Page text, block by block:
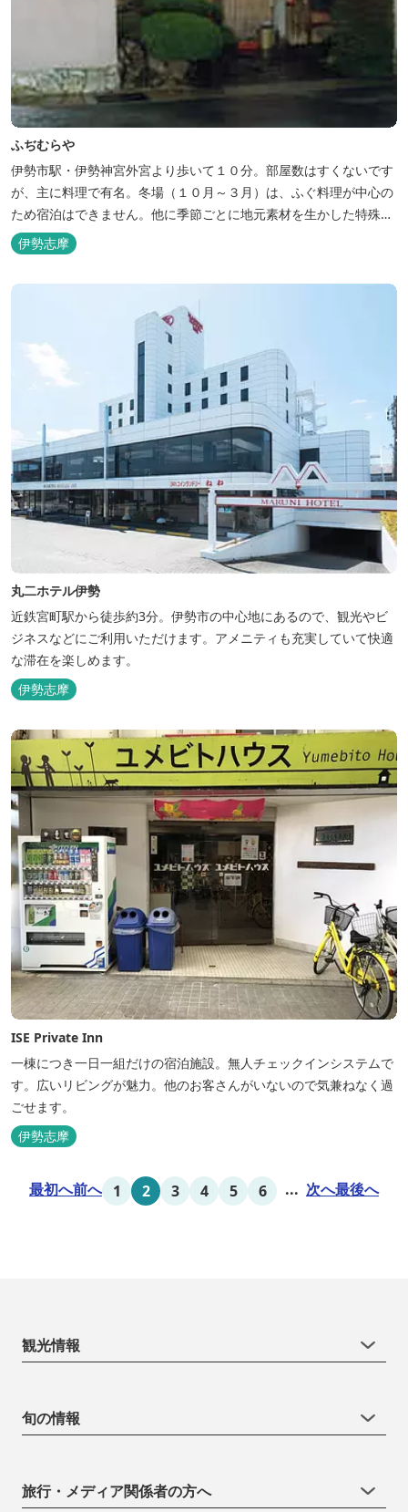
ふぢむらや
伊勢市駅・伊勢神宮外宮より歩いて１０分。部屋数はすくないです
が、主に料理で有名。冬場（１０月～３月）は、ふぐ料理が中心の
ため宿泊はできません。他に季節ごとに地元素材を生かした特殊料
理もお楽しみ頂けます。
伊勢志摩
丸二ホテル伊勢
近鉄宮町駅から徒歩約3分。伊勢市の中心地にあるので、観光やビ
ジネスなどにご利用いただけます。アメニティも充実していて快適
な滞在を楽しめます。
伊勢志摩
ISE Private Inn
一棟につき一日一組だけの宿泊施設。無人チェックインシステムで
す。広いリビングが魅力。他のお客さんがいないので気兼ねなく過
ごせます。
伊勢志摩
最初へ前へ 1 2 3 4 5 6 ... 次へ最後へ
観光情報
旬の情報
旅行・メディア関係者の方へ